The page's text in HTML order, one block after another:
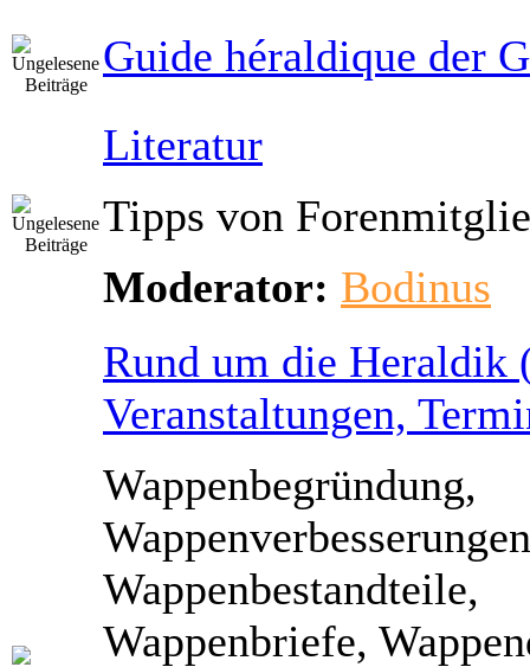
Guide héraldique der
Literatur
Tipps von
Moderator: Bodinus
Rund um die Heraldik
Veranstaltungen,
Wappenbegründung,
Wappenbestandteile,
Wappenbriefe,